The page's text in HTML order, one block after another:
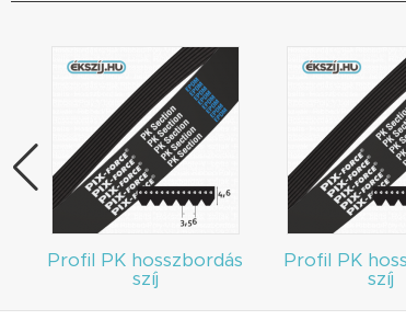
Profil PK hosszbordás
szíj
Profil PK
szíj